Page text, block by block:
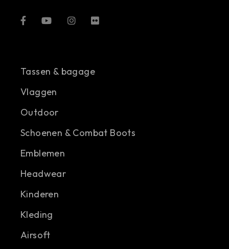
Tassen & bagage
Vlaggen
Outdoor
Schoenen & Combat Boots
Emblemen
Headwear
Kinderen
Kleding
Airsoft